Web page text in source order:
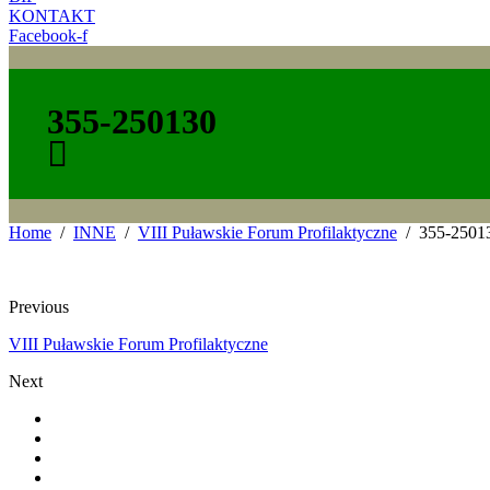
KONTAKT
Facebook-f
355-250130
Home INNE VIII Puławskie Forum Profilaktyczne 355-
Previous
VIII Puławskie Forum Profilaktyczne
Next